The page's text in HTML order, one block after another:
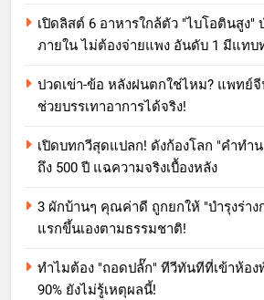
เปิดลิสต์ 6 อาหารใกล้ตัว "ไบโอตินสูง"
ภายใน ไม่ต้องจ่ายแพง อันดับ 1 มีแทบ
ปวดเข่า-ข้อ หลังฝนตกใช่ไหม? แพทย์จี
ช่วยบรรเทาอาการได้จริง!
เปิดบทกวีสุดแปลก! ดังก้องโลก "คำทำ
ถึง 500 ปี แฉความจริงเบื้องหลัง
3 ผักบ้านๆ คุณค่าดี ถูกยกให้ "บำรุงร่า
แรกขึ้นเองตามธรรมชาติ!
ทำไมต้อง "ถอดปลั๊ก" ทีวีทันทีที่เข้าห้อง
90% ยังไม่รู้เหตุผลนี้!